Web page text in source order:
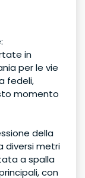
in
per le vie
fedeli,
momento
della
diversi metri
a spalla
con